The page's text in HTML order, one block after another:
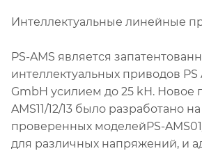
Интеллектуальные линейные
PS-AMS является
интеллектуальных приводов
GmbH усилием до 25 kН. Новое
AMS11/12/13 было разработано
проверенных моделейPS-
для различных напряжений, и